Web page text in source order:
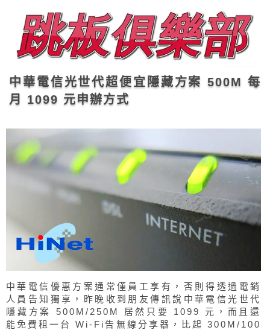
中華電信光世代超便宜隱藏方案 500M 每
月 1099 元申辦方式
中華電信優惠方案通常僅員工享有，否則得透過電銷
人員告知獨享，昨晚收到朋友傳訊說中華電信光世代
隱藏方案 500M/250M 居然只要 1099 元，而且還
能免費租一台 Wi-Fi告無線分享器，比起 300M/100